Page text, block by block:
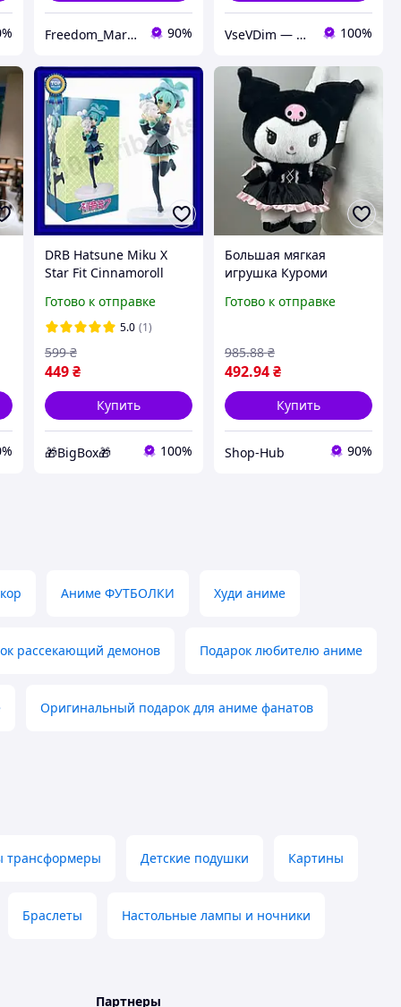
Freedom_Market 90% VseVDim — товари, що роблять життя простішим 100%
DRB Hatsune Miku X
Star Fit Cinnamoroll
фигурка 17 см для
поклонников аниме
подарок декор DRB_Q7
Готово к отправке
5.0 (1)
449 ₴
599 ₴
Купить
🎁BigBox🎁 100%
Большая мягкая
игрушка Куроми
гипоаллергенная,
для подарка детям код
731942
Готово к отправке
492.94₴
985.88 ₴
Купить
Shop-Hub 90%
Аниме ФУТБОЛКИ Худи аниме
рассекающий демонов Подарок любителю аниме
Оригинальный подарок для аниме фанатов
трансформеры Детские подушки Картины
Браслеты Настольные лампы и ночники
Партнеры